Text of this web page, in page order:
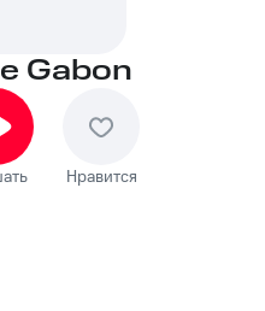
Gabon
Нравится